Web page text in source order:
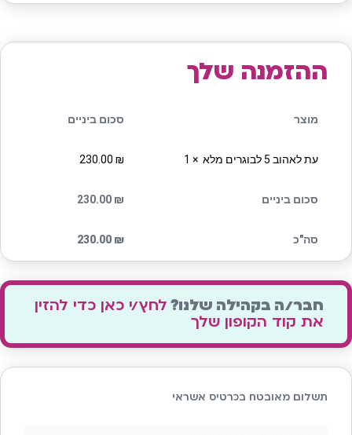
ההזמנה שלך
מוצר סכום ביניים
עת לאהוב 5 לבוגרים מלא × 1
230.00 ₪
סכום ביניים 230.00 ₪
סה"כ 230.00 ₪
חבר/ה בקהילה שלנו?לחץ/י כאן כדי להזין
את קוד הקופון שלך
תשלום מאובטח בכרטיס אשראי